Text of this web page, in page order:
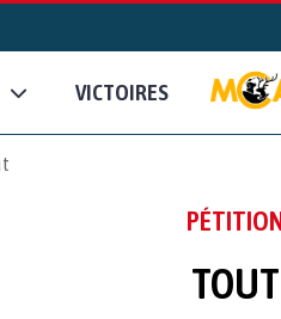
VICTOIRES
TOUT